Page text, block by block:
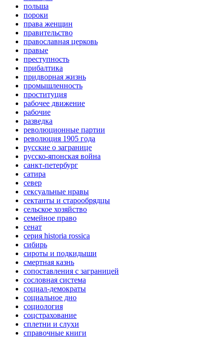
польша
пороки
права женщин
правительство
православная церковь
правые
преступность
прибалтика
придворная жизнь
промышленность
проституция
рабочее движение
рабочие
разведка
революционные партии
революция 1905 года
русские о загранице
русско-японская война
санкт-петербург
сатира
север
сексуальные нравы
сектанты и старообрядцы
сельское хозяйство
семейное право
сенат
серия historia rossica
сибирь
сироты и подкидыши
смертная казнь
сопоставления с заграницей
сословная система
социал-демократы
социальное дно
социология
соцстрахование
сплетни и слухи
справочные книги